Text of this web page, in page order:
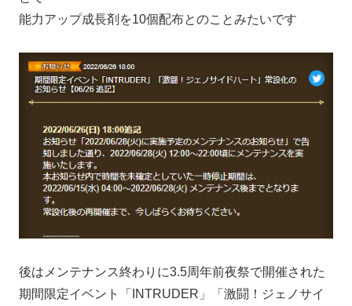
能力アップ成長剤を10個配布とのことみたいです
後はメンテナンス終わりに3.5周年前夜祭で開催された
期間限定イベント「INTRUDER」「激闘！ジェノサイ